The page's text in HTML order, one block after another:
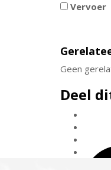
Vervoer
Geen
Deel